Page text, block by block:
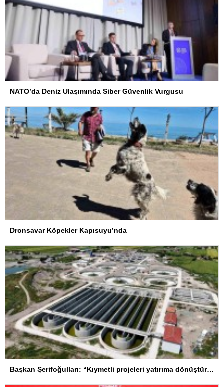
NATO’da Deniz Ulaşımında Siber Güvenlik Vurgusu
Dronsavar Köpekler Kapısuyu’nda
Başkan Şerifoğulları: “Kıymetli projeleri yatırıma dönüştürdük”